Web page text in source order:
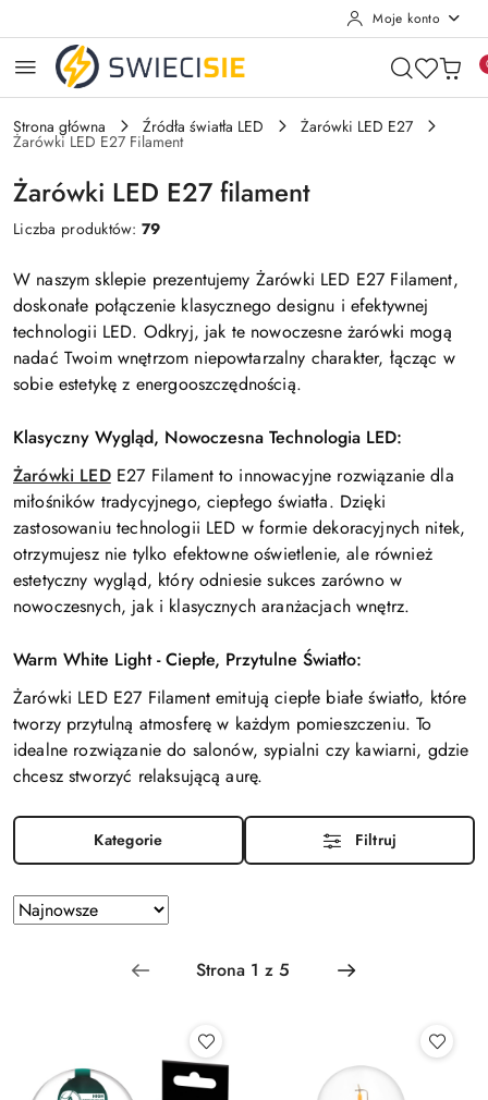
Moje konto
Strona główna Źródła światła LED Żarówki LED E27
Żarówki LED E27 Filament
Żarówki LED E27 filament
Liczba produktów:79
W naszym sklepie prezentujemy Żarówki LED E27 Filament,
doskonałe połączenie klasycznego designu i efektywnej
technologii LED. Odkryj, jak te nowoczesne żarówki mogą
nadać Twoim wnętrzom niepowtarzalny charakter, łącząc w
sobie estetykę z energooszczędnością.
Klasyczny Wygląd, Nowoczesna Technologia LED:
Żarówki LEDE27 Filament to innowacyjne rozwiązanie dla
miłośników tradycyjnego, ciepłego światła. Dzięki
zastosowaniu technologii LED w formie dekoracyjnych nitek,
otrzymujesz nie tylko efektowne oświetlenie, ale również
estetyczny wygląd, który odniesie sukces zarówno w
nowoczesnych, jak i klasycznych aranżacjach wnętrz.
Warm White Light - Ciepłe, Przytulne Światło:
Żarówki LED E27 Filament emitują ciepłe białe światło, które
tworzy przytulną atmosferę w każdym pomieszczeniu. To
idealne rozwiązanie do salonów, sypialni czy kawiarni, gdzie
chcesz stworzyć relaksującą aurę.
Kategorie Filtruj
Zastosowano
sortowanie:
Sortuj
według